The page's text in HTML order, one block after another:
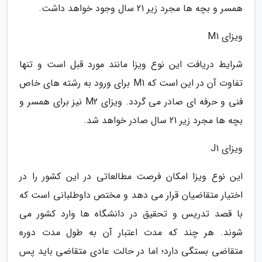
همسر و بچه ها مجرد زیر 21 سال وجود خواهد داشت.
ویزای M1
شرایط دریافت این نوع ویزا مانند مورد قبل است و تنها
تفاوت آن در این است که M1 برای ورود به رشته های خاص
فنی و حرفه ای صادر می گردد. ویزای M2 نیز برای همسر و
بچه ها مجرد زیر 21 سال صادر خواهد شد.
ویزای J1
این نوع ویزا امکان فرصت مطالعاتی در این کشور را در
اختیار متقاضیان قرار می دهد و مختص داوطلبانی است که
با قصد تدریس و تحقیق در دانشگاه ها وارد کشور می
شوند. هر چند که مدت اعتبار آن به طول مدت دوره
متقاضی بستگی دارد؛ اما در حالت عادی متقاضی باید پس